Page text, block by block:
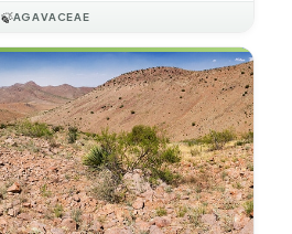
🍃AGAVACEAE